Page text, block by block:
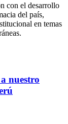
con el desarrollo
del país,
en temas
nuestro